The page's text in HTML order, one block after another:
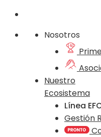
Nosotros
Nuestro
Ecosistema
Línea
Gestión